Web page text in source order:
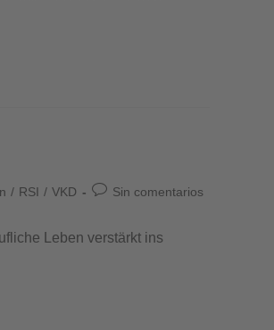
/ RSI / VKD Sin comentarios
Leben verstärkt ins